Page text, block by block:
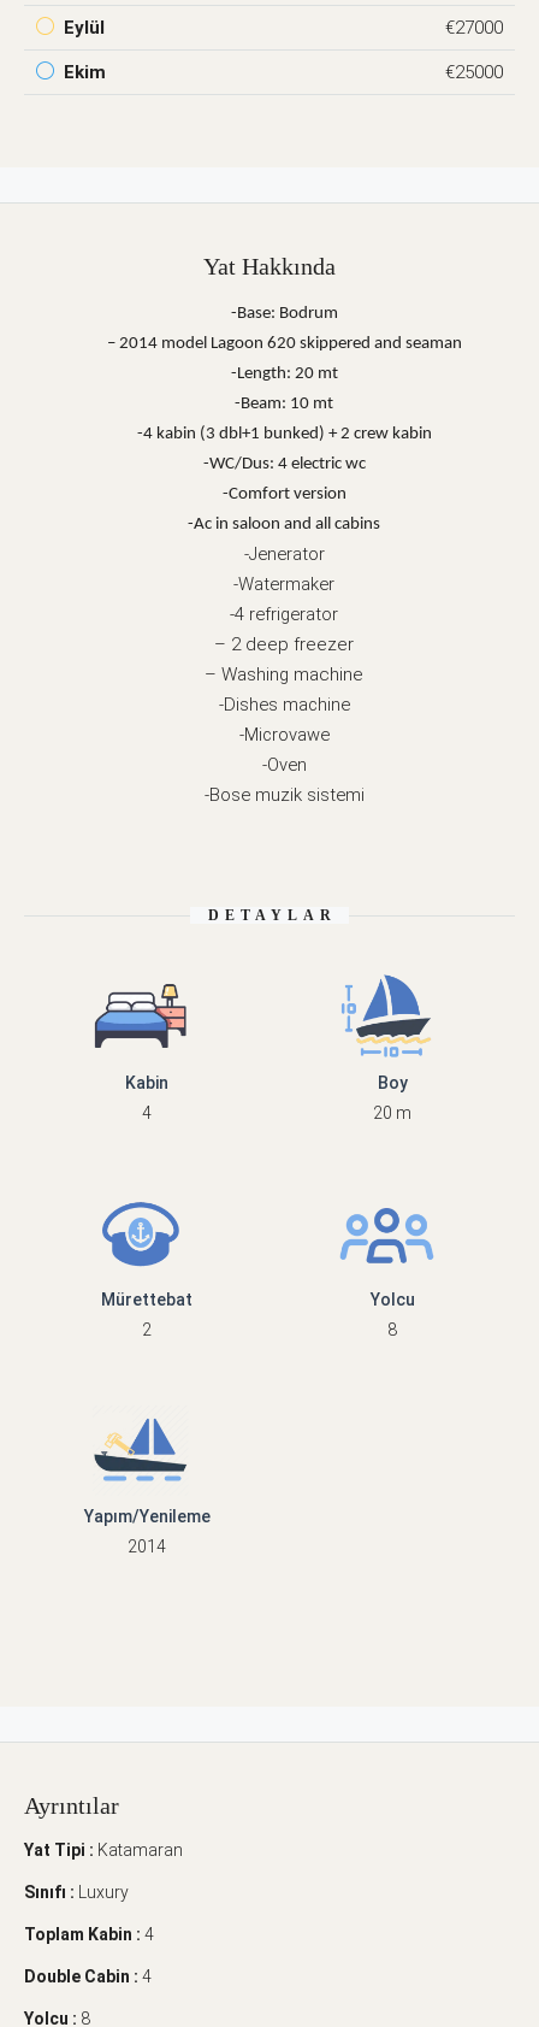
Eylül €27000
Ekim €25000
Yat Hakkında
-Base: Bodrum
– 2014 model Lagoon 620 skippered and seaman
-Length: 20 mt
-Beam: 10 mt
-4 kabin (3 dbl+1 bunked) + 2 crew kabin
-WC/Dus: 4 electric wc
-Comfort version
-Ac in saloon and all cabins
-Jenerator
-Watermaker
-4 refrigerator
– 2 deep freezer
– Washing machine
-Dishes machine
-Microvawe
-Oven
-Bose muzik sistemi
DETAYLAR
Kabin
4
Boy
20 m
Mürettebat
2
Yolcu
8
Yapım/Yenileme
2014
Ayrıntılar
Yat Tipi : Katamaran
Sınıfı : Luxury
Toplam Kabin : 4
Double Cabin : 4
Yolcu : 8